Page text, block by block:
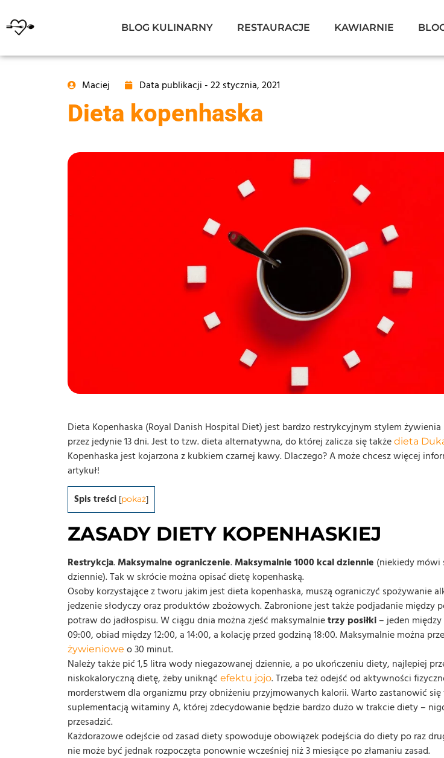
BLOG KULINARNY RESTAURACJE KAWIARNIE
Maciej Data publikacji - 22 stycznia, 2021
Dieta kopenhaska
Dieta Kopenhaska (Royal Danish Hospital Diet) jest bardzo restrykcyjnym stylem
przez jedynie 13 dni. Jest to tzw. dieta alternatywna, do której zalicza się także dieta
Kopenhaska jest kojarzona z kubkiem czarnej kawy. Dlaczego? A może chcesz więcej
artykuł!
Spis treści [pokaż]
ZASADY DIETY KOPENHASKIEJ
Restrykcja.Maksymalne ograniczenie.Maksymalnie 1000 kcal dziennie (niekiedy mówi
dziennie). Tak w skrócie można opisać dietę kopenhaską.
Osoby korzystające z tworu jakim jest dieta kopenhaska, muszą ograniczyć spożywanie
jedzenie słodyczy oraz produktów zbożowych. Zabronione jest także podjadanie między
potraw do jadłospisu. W ciągu dnia można zjeść maksymalnietrzy posiłki – jeden
09:00, obiad między 12:00, a 14:00, a kolację przed godziną 18:00. Maksymalnie można
żywieniowe o 30 minut.
Należy także pić 1,5 litra wody niegazowanej dziennie, a po ukończeniu diety, najlepiej
niskokaloryczną dietę, żeby uniknąć efektu jojo. Trzeba też odejść od aktywności
morderstwem dla organizmu przy obniżeniu przyjmowanych kalorii. Warto zastanowić
suplementacją witaminy A, której zdecydowanie będzie bardzo dużo w trakcie diety –
przesadzić.
Każdorazowe odejście od zasad diety spowoduje obowiązek podejścia do diety po raz
nie może być jednak rozpoczęta ponownie wcześniej niż 3 miesiące po złamaniu zasad.